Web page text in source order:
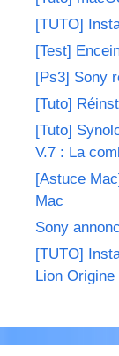
[TUTO]
[Test]
[Ps3] Sony
[Tuto]
[Tuto]
V.7 : La
[Astuce
Mac
Sony
[TUTO]
Lion Origine